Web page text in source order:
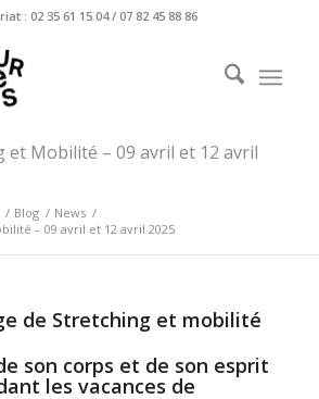
: 02 35 61 15 04 / 07 82 45 88 86
et Mobilité – 09 avril et 12 avril
/ Blog / News /
– 09 avril et 12 avril 2025
de Stretching et mobilité
son corps et de son esprit
les vacances de